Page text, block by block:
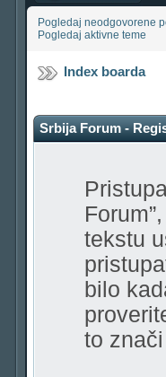
Pogledaj neodgovorene
Pogledaj aktivne teme
Index boarda
Srbija Forum -
tekstu
bilo
to